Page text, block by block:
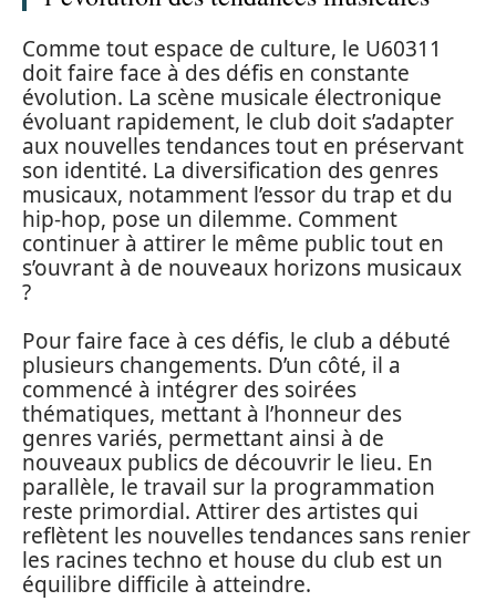
Comme tout espace de culture, le U60311
doit faire face à des défis en constante
évolution. La scène musicale électronique
évoluant rapidement, le club doit s’adapter
aux nouvelles tendances tout en préservant
son identité. La diversification des genres
musicaux, notamment l’essor du trap et du
hip-hop, pose un dilemme. Comment
continuer à attirer le même public tout en
s’ouvrant à de nouveaux horizons musicaux
?
Pour faire face à ces défis, le club a débuté
plusieurs changements. D’un côté, il a
commencé à intégrer des soirées
thématiques, mettant à l’honneur des
genres variés, permettant ainsi à de
nouveaux publics de découvrir le lieu. En
parallèle, le travail sur la programmation
reste primordial. Attirer des artistes qui
reflètent les nouvelles tendances sans renier
les racines techno et house du club est un
équilibre difficile à atteindre.